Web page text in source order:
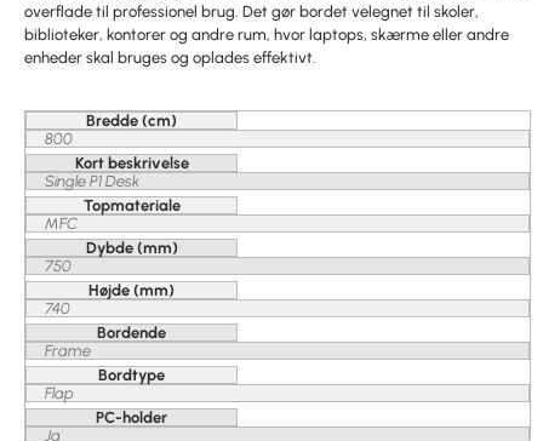
overflade til professionel brug. Det gør bordet velegnet til skoler,
biblioteker, kontorer og andre rum, hvor laptops, skærme eller andre
enheder skal bruges og oplades effektivt.
Bredde (cm)
800
Kort beskrivelse
Single P1 Desk
Topmateriale
MFC
Dybde (mm)
750
Højde (mm)
740
Bordende
Frame
Bordtype
Flap
PC-holder
Ja